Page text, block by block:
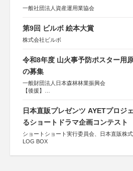
一般社団法人資産運用業協会
第9回 ビルボ 絵本大賞
株式会社ビルボ
令和8年度 山火事予防ポスター用
の募集
一般財団法人日本森林林業振興会
【後援】
会、森林火災対策協会
日本直販プレゼンツ AYETプロジ
るショートドラマ企画コンテスト
ショートショート実行委員会、日本直販株
LOG BOX